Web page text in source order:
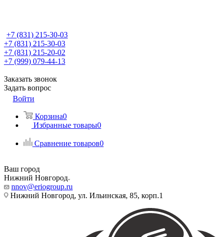
+7 (831) 215-30-03
+7 (831) 215-30-03
+7 (831) 215-20-02
+7 (999) 079-44-13
Заказать звонок
Задать вопрос
Войти
Корзина0
Избранные товары0
Сравнение товаров0
Ваш город
Нижний Новгород
nnov@eriogroup.ru
Нижний Новгород, ул. Ильинская, 85, корп.1